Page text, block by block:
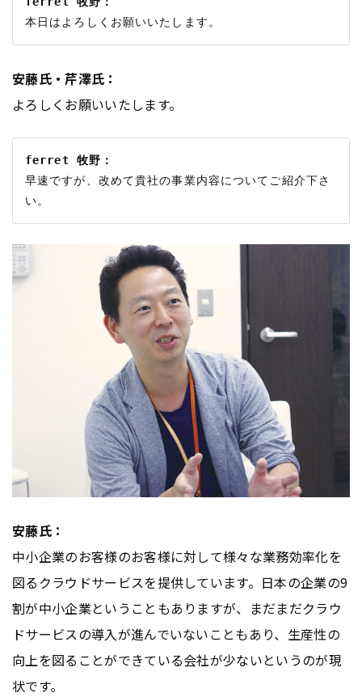
安藤氏・芹澤氏：
よろしくお願いいたします。
ferret 牧野：
早速ですが、改めて貴社の事業内容についてご紹介下さ
安藤氏：
中小企業のお客様のお客様に対して様々な業務効率化を
図るクラウドサービスを提供しています。日本の企業の9
割が中小企業ということもありますが、まだまだクラウ
ドサービスの導入が進んでいないこともあり、生産性の
向上を図ることができている会社が少ないというのが現
状です。